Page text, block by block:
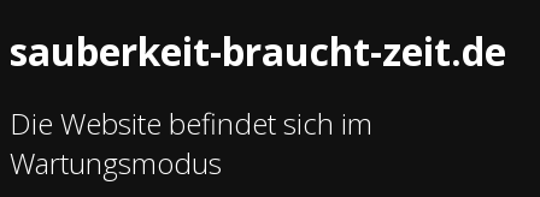
sauberkeit-braucht-zeit.de
Die Website befindet sich im
Wartungsmodus